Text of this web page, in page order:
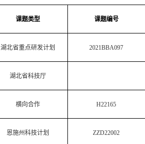
课题类型 课题编号
湖北省重点研发计划 2021BBA097
湖北省科技厅
横向合作 H22165
恩施州科技计划 ZZD22002